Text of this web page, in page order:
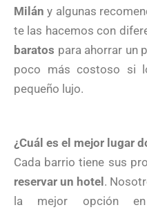
Milán y algunas
te las hacemos con
baratos para ahorrar un
poco más costoso si
pequeño lujo.
¿Cuál es el mejor lugar
Cada barrio tiene sus
reservar un hotel.
la mejor opción